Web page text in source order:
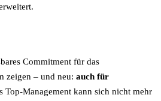
Commitment für das
zeigen – und neu: auch für
Top-Management kann sich nicht mehr